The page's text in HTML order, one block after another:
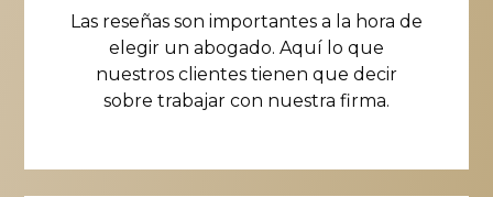
Las reseñas son importantes a la hora de
elegir un abogado. Aquí lo que
nuestros clientes tienen que decir
sobre trabajar con nuestra firma.